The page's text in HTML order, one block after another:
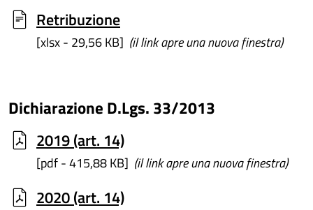
Retribuzione
[xlsx - 29,56 KB] (il link apre una nuova finestra)
Dichiarazione D.Lgs. 33/2013
2019 (art. 14)
[pdf - 415,88 KB] (il link apre una nuova finestra)
2020 (art. 14)